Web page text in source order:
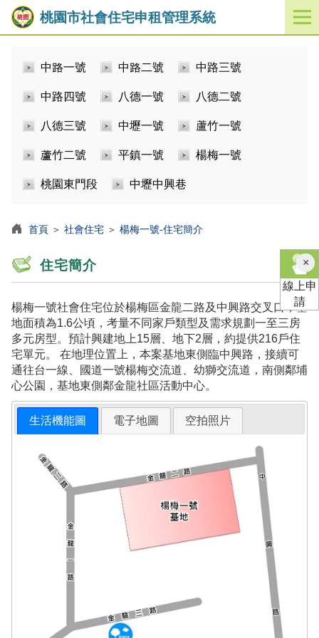
桃園市社會住宅申租管理系統
開
啟
中路一號 中路二號 中路三號
中路四號 八德一號 八德二號
八德三號 中壢一號 蘆竹一號
蘆竹二號 平鎮一號 楊梅一號
桃園東門段 中壢中興巷
首頁 ＞ 社會住宅 ＞ 楊梅一號-住宅簡介
住宅簡介
楊梅一號社會住宅位於楊梅區金龍二路及中興路交叉口，基
地面積為1.6公頃，考量不同家戶類型及需求規劃一至三房
多元房型。預計興建地上15層、地下2層，約提供216戶住
宅單元。 在地理位置上，本案基地東側臨中興路，接續可
通往台一線、國道一號楊梅交流道、幼獅交流道，南側鄰埔
心公園，基地東側鄰金龍社區活動中心。
生活機能圖 電子地圖 空拍照片
×關
閉
線上申
請